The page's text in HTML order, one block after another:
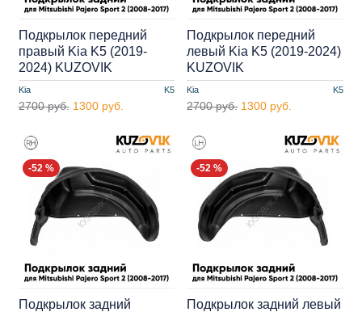
Kia K5
Подкрылок передний
правый Kia K5 (2019-
2024) KUZOVIK
2700 руб. 1300 руб.
Kia K5
Подкрылок передний
левый Kia K5 (2019-2024)
KUZOVIK
2700 руб. 1300 руб.
-52 %
Подкрылок задний
-52 %
Подкрылок задний левый